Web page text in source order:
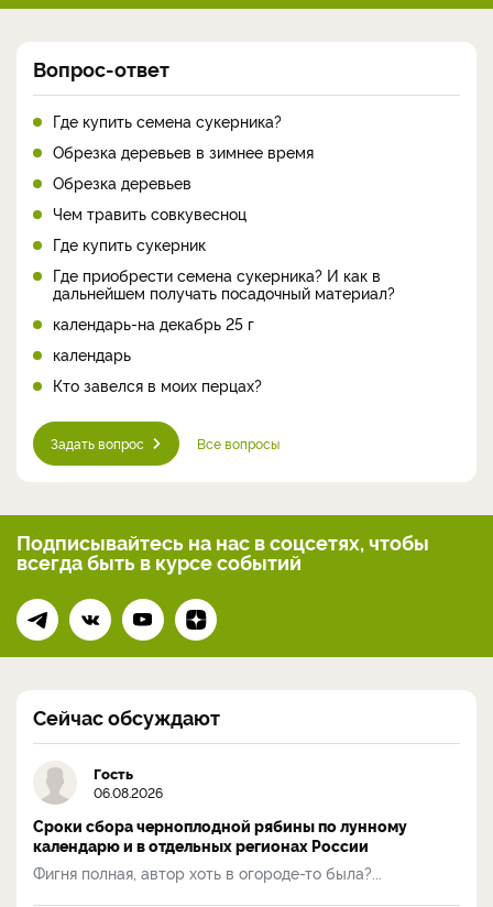
Вопрос-ответ
Где купить семена сукерника?
Обрезка деревьев в зимнее время
Обрезка деревьев
Чем травить совкувесноц
Где купить сукерник
Где приобрести семена сукерника? И как в
дальнейшем получать посадочный материал?
календарь-на декабрь 25 г
календарь
Кто завелся в моих перцах?
Задать вопрос Все вопросы
Подписывайтесь на нас в соцсетях, чтобы
всегдабыть в курсе событий
Сейчас обсуждают
Гость
06.08.2026
Сроки сбора черноплодной рябины по лунному
календарю и в отдельных регионах России
Фигня полная, автор хоть в огороде-то была?...